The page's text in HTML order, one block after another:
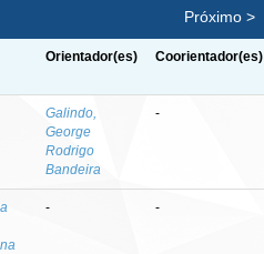
Próximo >
Orientador(es) Coorientador(es)
Galindo,
George
Rodrigo
Bandeira
-
- -